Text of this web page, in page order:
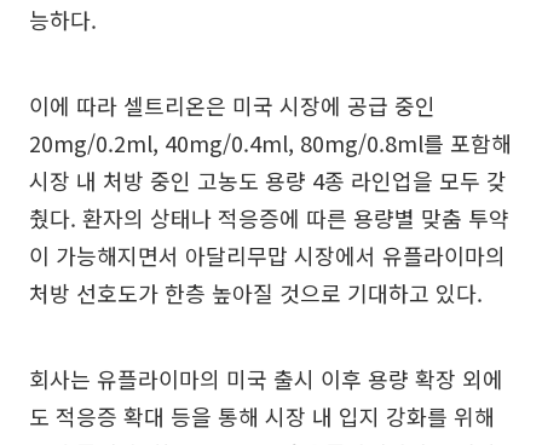
능하다.
이에 따라 셀트리온은 미국 시장에 공급 중인
20mg/0.2ml, 40mg/0.4ml, 80mg/0.8ml를 포함해
시장 내 처방 중인 고농도 용량 4종 라인업을 모두 갖
췄다. 환자의 상태나 적응증에 따른 용량별 맞춤 투약
이 가능해지면서 아달리무맙 시장에서 유플라이마의
처방 선호도가 한층 높아질 것으로 기대하고 있다.
회사는 유플라이마의 미국 출시 이후 용량 확장 외에
도 적응증 확대 등을 통해 시장 내 입지 강화를 위해